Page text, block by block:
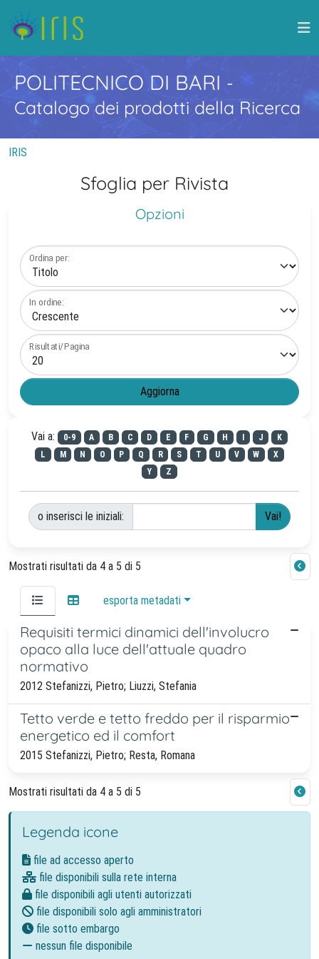
POLITECNICO DI BARI -
Catalogo dei prodotti della Ricerca
IRIS
Sfoglia per Rivista
Opzioni
Ordina per:
In ordine:
Risultati/Pagina
Vai a: 0-9 A B C D E F G H J
K
L
M N O P Q R S T U V W
X
Y
Z
o inserisci le iniziali:
Mostrati risultati da 4 a 5 di 5
esporta metadati
Requisiti termici dinamici dell'involucro
opaco alla luce dell'attuale quadro
normativo
2012 Stefanizzi, Pietro; Liuzzi, Stefania
Tetto verde e tetto freddo per il risparmio
energetico ed il comfort
2015 Stefanizzi, Pietro; Resta, Romana
Mostrati risultati da 4 a 5 di 5
Legenda icone
file ad accesso aperto
file disponibili sulla rete interna
file disponibili agli utenti autorizzati
file disponibili solo agli amministratori
file sotto embargo
nessun file disponibile